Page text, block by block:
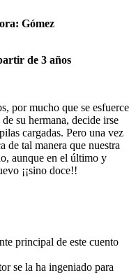
Gómez
de 3 años
por mucho que se esfuerce
su hermana, decide irse
cargadas. Pero una vez
de tal manera que nuestra
aunque en el último y
¡¡sino doce!!
principal de este cuento
se la ha ingeniado para